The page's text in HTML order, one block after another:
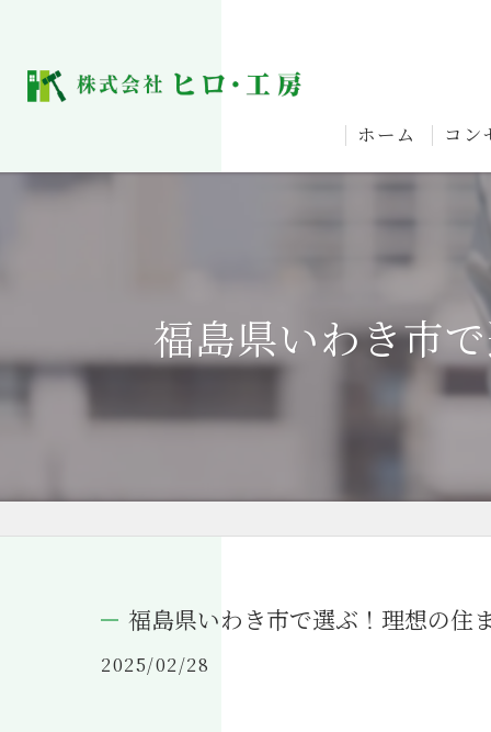
ホーム コン
福島県いわき市
福島県いわき市で選ぶ！理想の住
2025/02/28